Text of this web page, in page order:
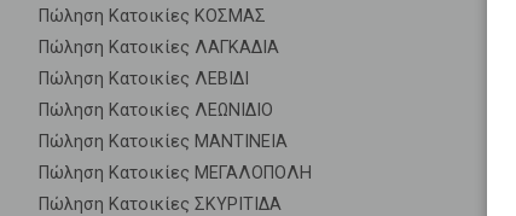
Πώληση Κατοικίες ΚΟΣΜΑΣ
Πώληση Κατοικίες ΛΑΓΚΑΔΙΑ
Πώληση Κατοικίες ΛΕΒΙΔΙ
Πώληση Κατοικίες ΛΕΩΝΙΔΙΟ
Πώληση Κατοικίες ΜΑΝΤΙΝΕΙΑ
Πώληση Κατοικίες ΜΕΓΑΛΟΠΟΛΗ
Πώληση Κατοικίες ΣΚΥΡΙΤΙΔΑ